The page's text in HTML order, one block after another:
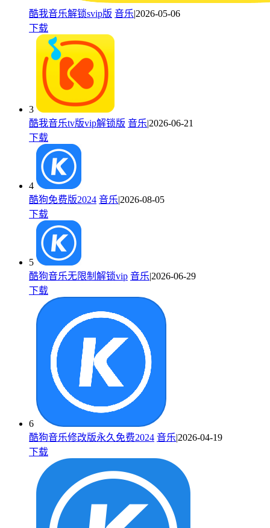
酷我音乐解锁svip版 音乐|2026-05-06
下载
3
酷我音乐tv版vip解锁版 音乐|2026-06-21
下载
4
酷狗免费版2024 音乐|2026-08-05
下载
5
酷狗音乐无限制解锁vip 音乐|2026-06-29
下载
6
酷狗音乐修改版永久免费2024 音乐|2026-04-19
下载